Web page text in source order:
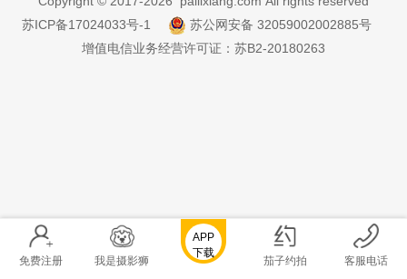
苏ICP备17024033号-1
苏公网安备 32059002002885号
增值电信业务经营许可证：苏B2-20180263
免费注册 我是摄影狮
APP
下载
茄子约拍 客服电话